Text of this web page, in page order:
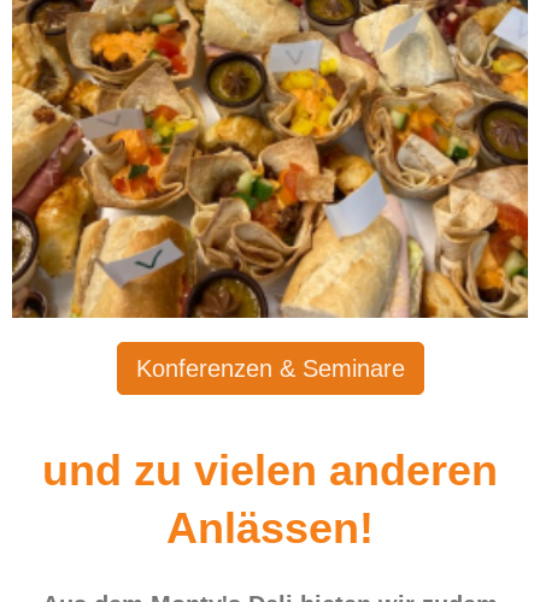
Konferenzen & Seminare
und zu vielen anderen
Anlässen!